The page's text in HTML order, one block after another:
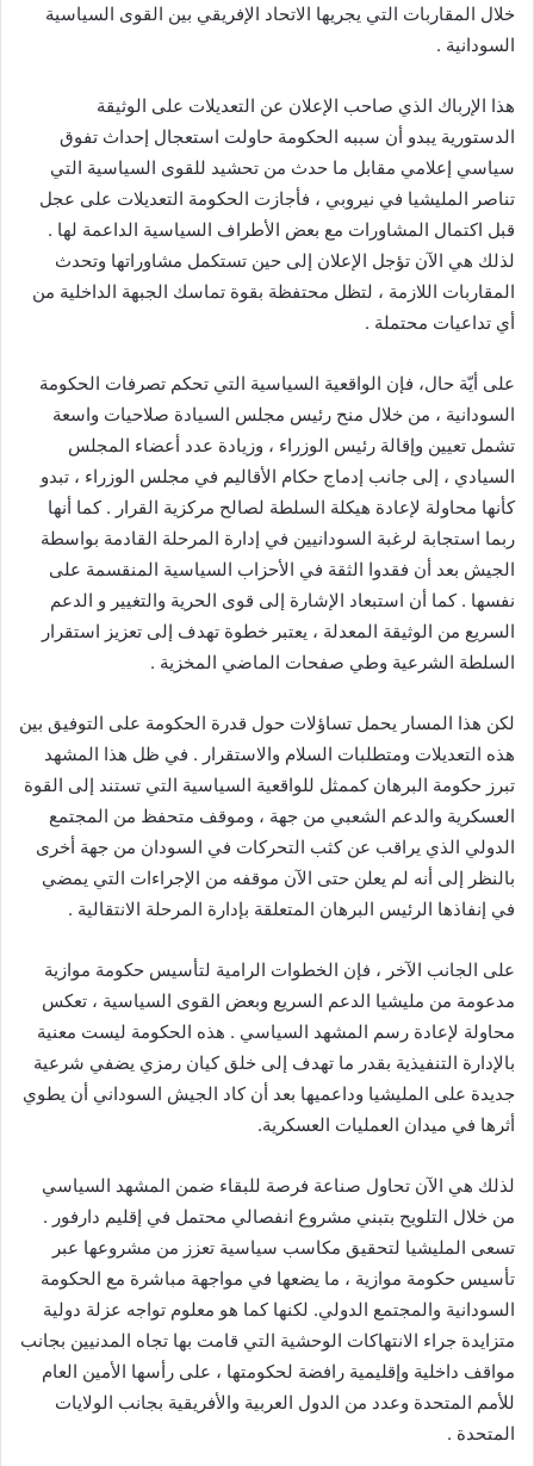
خلال المقاربات التي يجريها الاتحاد الإفريقي بين القوى السياسية
السودانية .
هذا الإرباك الذي صاحب الإعلان عن التعديلات على الوثيقة
الدستورية يبدو أن سببه الحكومة حاولت استعجال إحداث تفوق
سياسي إعلامي مقابل ما حدث من تحشيد للقوى السياسية التي
تناصر المليشيا في نيروبي ، فأجازت الحكومة التعديلات على عجل
قبل اكتمال المشاورات مع بعض الأطراف السياسية الداعمة لها .
لذلك هي الآن تؤجل الإعلان إلى حين تستكمل مشاوراتها وتحدث
المقاربات اللازمة ، لتظل محتفظة بقوة تماسك الجبهة الداخلية من
أي تداعيات محتملة .
على أيّة حال، فإن الواقعية السياسية التي تحكم تصرفات الحكومة
السودانية ، من خلال منح رئيس مجلس السيادة صلاحيات واسعة
تشمل تعيين وإقالة رئيس الوزراء ، وزيادة عدد أعضاء المجلس
السيادي ، إلى جانب إدماج حكام الأقاليم في مجلس الوزراء ، تبدو
كأنها محاولة لإعادة هيكلة السلطة لصالح مركزية القرار . كما أنها
ربما استجابة لرغبة السودانيين في إدارة المرحلة القادمة بواسطة
الجيش بعد أن فقدوا الثقة في الأحزاب السياسية المنقسمة على
نفسها . كما أن استبعاد الإشارة إلى قوى الحرية والتغيير و الدعم
السريع من الوثيقة المعدلة ، يعتبر خطوة تهدف إلى تعزيز استقرار
السلطة الشرعية وطي صفحات الماضي المخزية .
لكن هذا المسار يحمل تساؤلات حول قدرة الحكومة على التوفيق بين
هذه التعديلات ومتطلبات السلام والاستقرار . في ظل هذا المشهد
تبرز حكومة البرهان كممثل للواقعية السياسية التي تستند إلى القوة
العسكرية والدعم الشعبي من جهة ، وموقف متحفظ من المجتمع
الدولي الذي يراقب عن كثب التحركات في السودان من جهة أخرى
بالنظر إلى أنه لم يعلن حتى الآن موقفه من الإجراءات التي يمضي
في إنفاذها الرئيس البرهان المتعلقة بإدارة المرحلة الانتقالية .
على الجانب الآخر ، فإن الخطوات الرامية لتأسيس حكومة موازية
مدعومة من مليشيا الدعم السريع وبعض القوى السياسية ، تعكس
محاولة لإعادة رسم المشهد السياسي . هذه الحكومة ليست معنية
بالإدارة التنفيذية بقدر ما تهدف إلى خلق كيان رمزي يضفي شرعية
جديدة على المليشيا وداعميها بعد أن كاد الجيش السوداني أن يطوي
أثرها في ميدان العمليات العسكرية.
لذلك هي الآن تحاول صناعة فرصة للبقاء ضمن المشهد السياسي
من خلال التلويح بتبني مشروع انفصالي محتمل في إقليم دارفور .
تسعى المليشيا لتحقيق مكاسب سياسية تعزز من مشروعها عبر
تأسيس حكومة موازية ، ما يضعها في مواجهة مباشرة مع الحكومة
السودانية والمجتمع الدولي. لكنها كما هو معلوم تواجه عزلة دولية
متزايدة جراء الانتهاكات الوحشية التي قامت بها تجاه المدنيين بجانب
مواقف داخلية وإقليمية رافضة لحكومتها ، على رأسها الأمين العام
للأمم المتحدة وعدد من الدول العربية والأفريقية بجانب الولايات
المتحدة .